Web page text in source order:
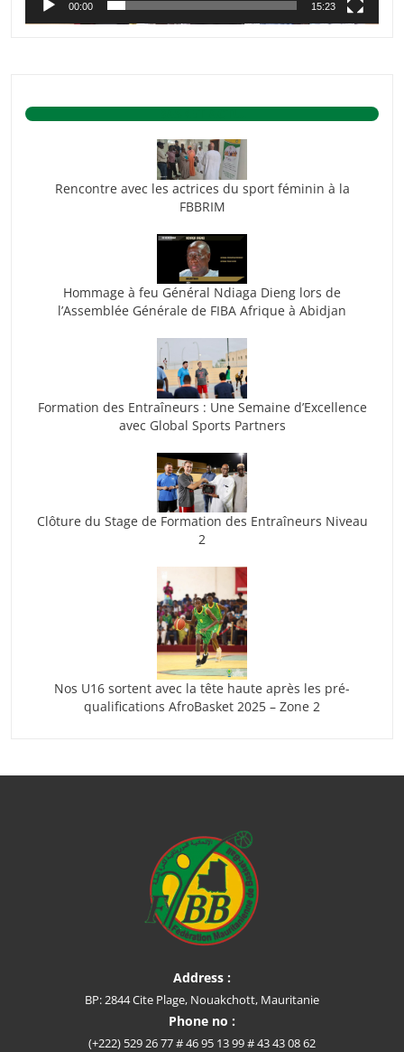
00:00 15:23
Rencontre avec les actrices du sport féminin à la
FBBRIM
Hommage à feu Général Ndiaga Dieng lors de
l’Assemblée Générale de FIBA Afrique à Abidjan
Formation des Entraîneurs : Une Semaine d’Excellence
avec Global Sports Partners
Clôture du Stage de Formation des Entraîneurs Niveau
2
Nos U16 sortent avec la tête haute après les pré-
qualifications AfroBasket 2025 – Zone 2
Address :
BP: 2844 Cite Plage, Nouakchott, Mauritanie
Phone no :
(+222) 529 26 77 # 46 95 13 99 # 43 43 08 62